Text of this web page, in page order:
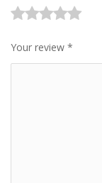
Your review *